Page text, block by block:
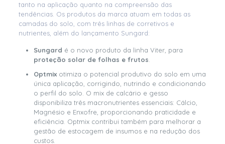
tanto na aplicação quanto na compreensão das
tendências. Os produtos da marca atuam em todas as
camadas do solo, com três linhas de corretivos e
nutrientes, além do lançamento Sungard:
Sungard é o novo produto da linha Viter, para
proteção solar de folhas e frutos
Optmix otimiza o potencial produtivo do solo em uma
única aplicação, corrigindo, nutrindo e condicionando
o perfil do solo. O mix de calcário e gesso
disponibiliza três macronutrientes essenciais: Cálcio,
Magnésio e Enxofre, proporcionando praticidade e
eficiência. Optmix contribui também para melhorar a
gestão de estocagem de insumos e na redução dos
custos.